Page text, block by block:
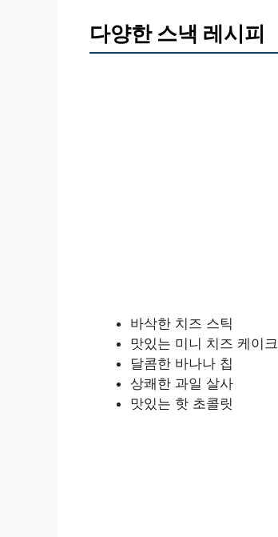
다양한 스낵 레시피
바삭한 치즈 스틱
맛있는 미니 치즈 케이크
달콤한 바나나 칩
상쾌한 과일 살사
맛있는 핫 초콜릿